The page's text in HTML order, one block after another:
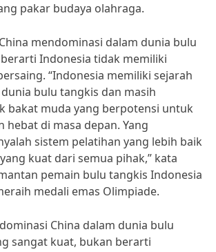
pakar budaya olahraga.
mendominasi dalam dunia bulu
Indonesia tidak memiliki
“Indonesia memiliki sejarah
bulu tangkis dan masih
bakat muda yang berpotensi untuk
hebat di masa depan. Yang
sistem pelatihan yang lebih baik
kuat dari semua pihak,” kata
pemain bulu tangkis Indonesia
medali emas Olimpiade.
China dalam dunia bulu
sangat kuat, bukan berarti